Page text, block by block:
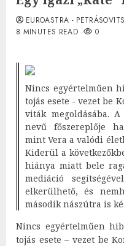
EUROASTRA -
8 MINUTES READ
0
Nincs egyértelműen
tojás esete - vezet be
viták megoldásába.
nevű főszereplője
mint Vera a valódi
Kiderül a
hiánya miatt bele
mediáció
elkerülhető, és
második nászútra is
Nincs egyértelműen
tojás esete – vezet be